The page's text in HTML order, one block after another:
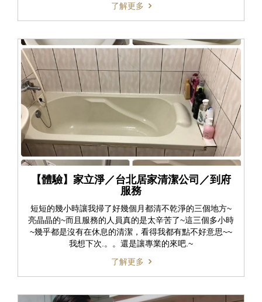
了解更多
【體驗】家立淨／台北居家清潔公司／到府
服務
短短的幾小時讓我掃了好幾個月都清不乾淨的三個地方~
亮晶晶的~而且服務的人員真的是太辛苦了~這三個多小時
~幾乎都是沒有在休息的清潔，看得我都有點不好意思~~
我想下次.。。還是讓專業的來吧.~
了解更多